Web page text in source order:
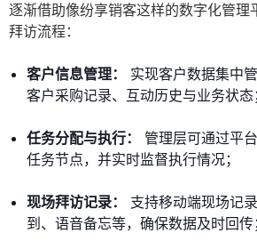
逐渐借助像纷享销客这样的数字化管理
拜访流程：
客户信息管理：
实现客户数据集中
客户采购记录、互动历史与业务状态
任务分配与执行：
管理层可通过平
任务节点，并实时监督执行情况；
现场拜访记录：
支持移动端现场记
到、语音备忘等，确保数据及时回传